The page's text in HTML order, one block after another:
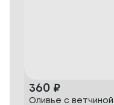
360 ₽
Оливье с ветчиной